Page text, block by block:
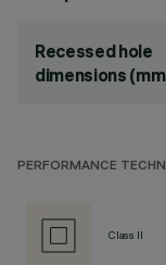
Recessed hole
dimensions
PERFORMANCE
Class II